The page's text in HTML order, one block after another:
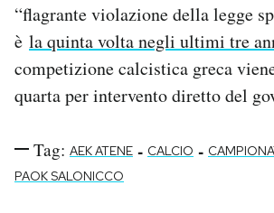
“flagrante violazione della legge
è la quinta volta negli ultimi tre
competizione calcistica greca
quarta per intervento diretto del
Tag: AEK ATENE - CALCIO -
PAOK SALONICCO